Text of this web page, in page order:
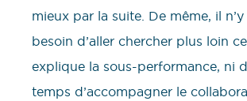
mieux par la suite. De même, il
besoin d’aller chercher plus loin
explique la sous-performance, ni
temps d’accompagner le